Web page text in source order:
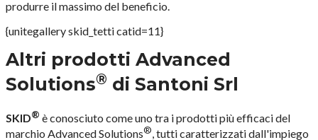
produrre il massimo del beneficio.
{unitegallery skid_tetti catid=11}
Altri prodotti Advanced
Solutions® di Santoni Srl
SKID® è conosciuto come uno tra i prodotti più efficaci del
marchio Advanced Solutions®, tutti caratterizzati dall'impiego